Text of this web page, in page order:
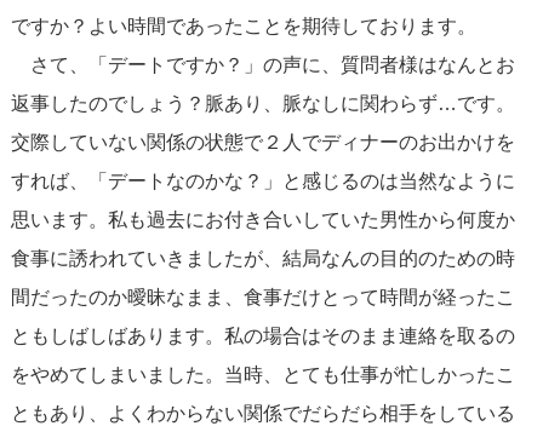
ですか？よい時間であったことを期待しております。
さて、「デートですか？」の声に、質問者様はなんとお
返事したのでしょう？脈あり、脈なしに関わらず…です。
交際していない関係の状態で２人でディナーのお出かけを
すれば、「デートなのかな？」と感じるのは当然なように
思います。私も過去にお付き合いしていた男性から何度か
食事に誘われていきましたが、結局なんの目的のための時
間だったのか曖昧なまま、食事だけとって時間が経ったこ
ともしばしばあります。私の場合はそのまま連絡を取るの
をやめてしまいました。当時、とても仕事が忙しかったこ
ともあり、よくわからない関係でだらだら相手をしている